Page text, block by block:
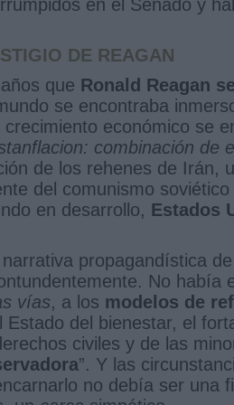
en el Senado y
DE REAGAN
que Ronald Reagan
se encontraba
económico se
combinación de
de los rehenes de Irán,
del comunismo
en desarrollo, Estados
propagandística
No había
vías, a los modelos de
Estado del bienestar, el
civiles y de las
”. Y las
no debía ser una